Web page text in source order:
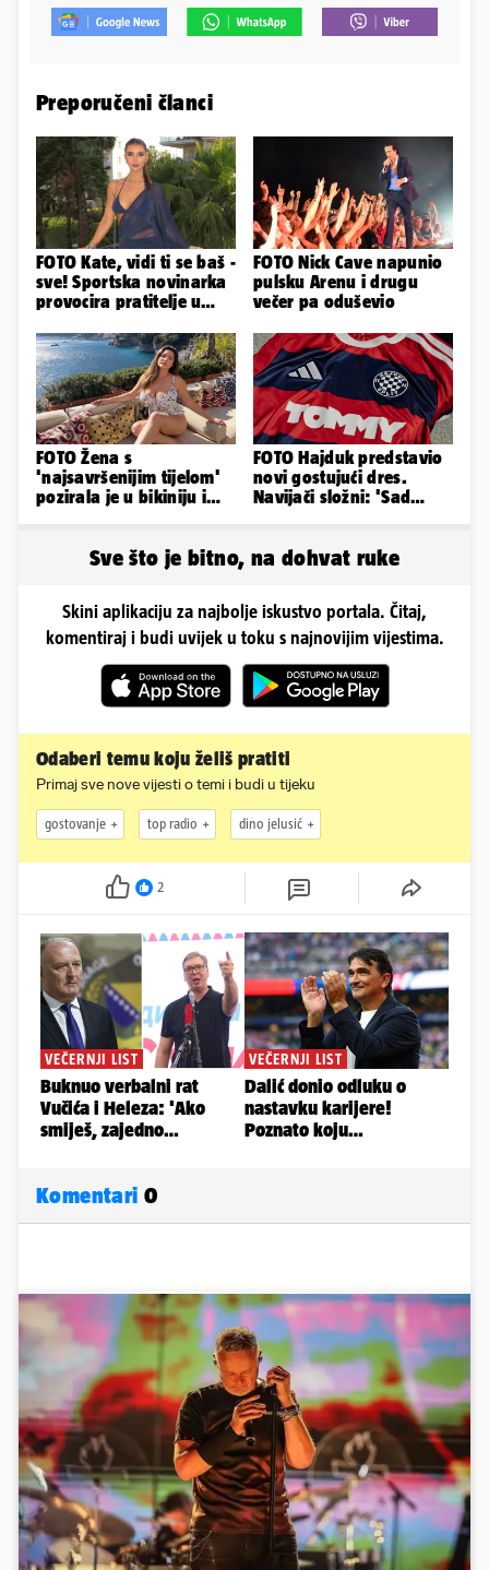
Preporučeni članci
FOTO Kate, vidi ti se baš -
sve! Sportska novinarka
provocira pratitelje u
FOTO Nick Cave napunio
pulsku Arenu i drugu
večer pa oduševio
FOTO Žena s
'najsavršenijim tijelom'
pozirala je u bikiniju i
FOTO Hajduk predstavio
novi gostujući dres.
Navijači složni: 'Sad
Sve što je bitno, na dohvat ruke
Skini aplikaciju za najbolje iskustvo portala. Čitaj,
komentiraj i budi uvijek u toku s najnovijim vijestima.
Odaberi temu koju želiš pratiti
Primaj sve nove vijesti o temi i budi u tijeku
gostovanje top radio dino jelusić
2
Komentari 0